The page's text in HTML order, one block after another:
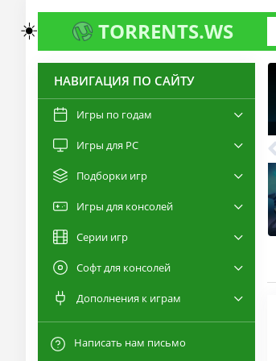
TORRENTS.WS
НАВИГАЦИЯ ПО САЙТУ
Игры по годам
Игры для PC
Подборки игр
Игры для консолей
Серии игр
Софт для консолей
Дополнения к играм
Написать нам письмо
3.0
RESIDENT EVIL 9:
REQUIEM - DELUXE
EDITION V.BUILD
(2026) PC ПИРАТКА
[RUS|ENG] (2026) PC
☀️